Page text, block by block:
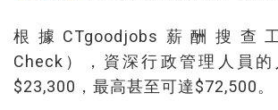
根據CTgoodjobs薪酬搜查
Check），資深行政管理人員
$23,300，最高甚至可達$72,500。